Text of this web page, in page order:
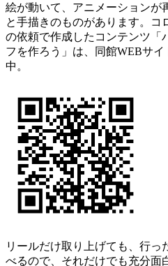
絵が動いて、アニメーションが
と手描きのものがあります。コ
の依頼で作成したコンテンツ「
フを作ろう」は、同館WEBサ
中。
リールだけ取り上げても、行っ
べるので、それだけでも充分面